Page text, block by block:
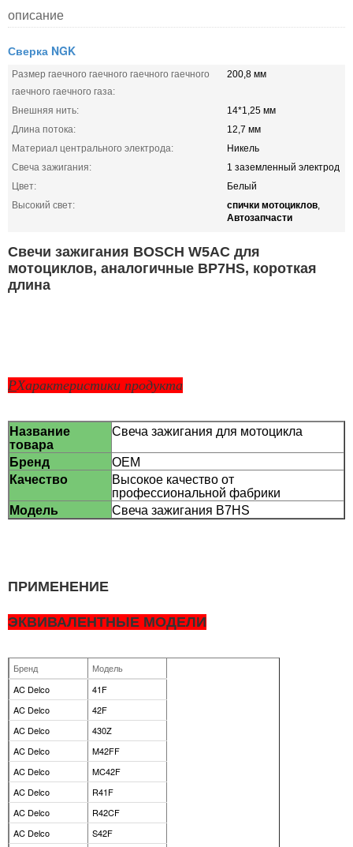
описание
Сверка NGK
Размер гаечного гаечного гаечного гаечного
гаечного гаечного газа:
200,8 мм
Внешняя нить:
14*1,25 мм
Длина потока:
12,7 мм
Материал центрального электрода:
Никель
Свеча зажигания:
1 заземленный электрод
Цвет:
Белый
Высокий свет:
спички мотоциклов,
Автозапчасти
Свечи зажигания BOSCH W5AC для
мотоциклов, аналогичные BP7HS, короткая
длина
PХарактеристики продукта
Название
товара
Свеча зажигания для мотоцикла
Бренд
OEM
Качество
Высокое качество от
профессиональной фабрики
Модель
Свеча зажигания B7HS
ПРИМЕНЕНИЕ
ЭКВИВАЛЕНТНЫЕ МОДЕЛИ
Бренд
Модель
AC Delco
41F
AC Delco
42F
AC Delco
430Z
AC Delco
M42FF
AC Delco
MC42F
AC Delco
R41F
AC Delco
R42CF
AC Delco
S42F